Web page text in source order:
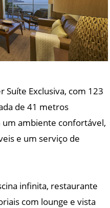
Suíte Exclusiva, com 123
de 41 metros
ambiente confortável,
e um serviço de
infinita, restaurante
com lounge e vista